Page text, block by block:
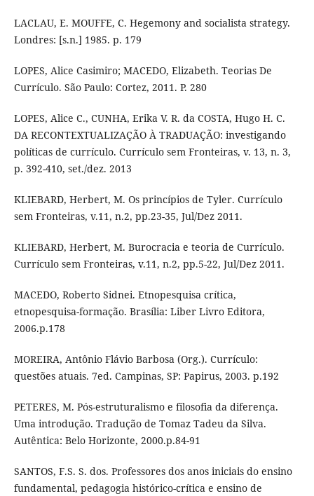
LACLAU, E. MOUFFE, C. Hegemony and socialista strategy.
Londres: [s.n.] 1985. p. 179
LOPES, Alice Casimiro; MACEDO, Elizabeth. Teorias De
Currículo. São Paulo: Cortez, 2011. P. 280
LOPES, Alice C., CUNHA, Erika V. R. da COSTA, Hugo H. C.
DA RECONTEXTUALIZAÇÃO À TRADUAÇÃO: investigando
políticas de currículo. Currículo sem Fronteiras, v. 13, n. 3,
p. 392-410, set./dez. 2013
KLIEBARD, Herbert, M. Os princípios de Tyler. Currículo
sem Fronteiras, v.11, n.2, pp.23-35, Jul/Dez 2011.
KLIEBARD, Herbert, M. Burocracia e teoria de Currículo.
Currículo sem Fronteiras, v.11, n.2, pp.5-22, Jul/Dez 2011.
MACEDO, Roberto Sidnei. Etnopesquisa crítica,
etnopesquisa-formação. Brasília: Liber Livro Editora,
2006.p.178
MOREIRA, Antônio Flávio Barbosa (Org.). Currículo:
questões atuais. 7ed. Campinas, SP: Papirus, 2003. p.192
PETERES, M. Pós-estruturalismo e filosofia da diferença.
Uma introdução. Tradução de Tomaz Tadeu da Silva.
Autêntica: Belo Horizonte, 2000.p.84-91
SANTOS, F.S. S. dos. Professores dos anos iniciais do ensino
fundamental, pedagogia histórico-crítica e ensino de